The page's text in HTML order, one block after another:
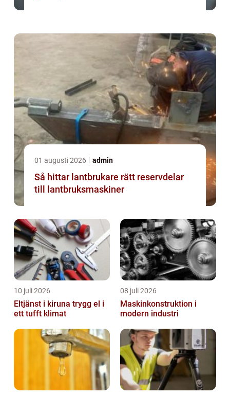
01 augusti 2026 admin
Så hittar lantbrukare rätt reservdelar
till lantbruksmaskiner
10 juli 2026
Eltjänst i kiruna trygg el i
ett tufft klimat
08 juli 2026
Maskinkonstruktion i
modern industri